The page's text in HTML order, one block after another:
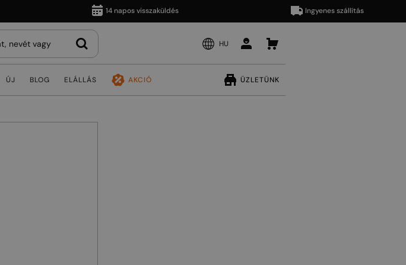
14 napos visszaküldés Ingyenes szállítás
HU
ÚJ BLOG ELÁLLÁS AKCIÓ ÜZLETÜNK